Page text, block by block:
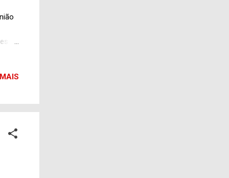
de
às
...